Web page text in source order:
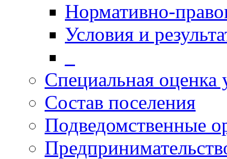
Нормативно-
Условия и
Специальная оценка
Состав поселения
Подведомственные